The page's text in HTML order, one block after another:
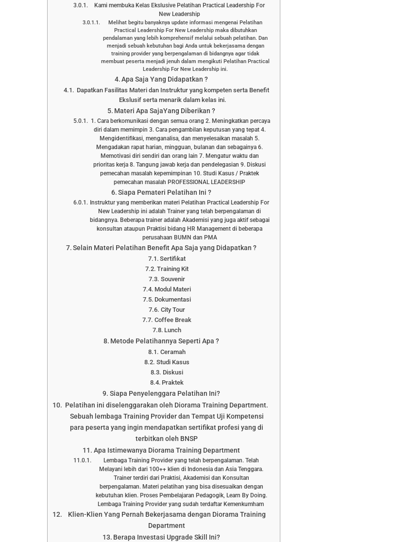
Kami membuka Kelas Ekslusive Pelatihan Practical Leadership For
New Leadership
Melihat begitu banyaknya update informasi mengenai Pelatihan
Practical Leadership For New Leadership maka dibutuhkan
pendalaman yang lebih komprehensif melalui sebuah pelatihan. Dan
menjadi sebuah kebutuhan bagi Anda untuk bekerjasama dengan
training provider yang berpengalaman di bidangnya agar tidak
membuat peserta menjadi jenuh dalam mengikuti Pelatihan Practical
Leadership For New Leadership ini.
Apa Saja Yang Didapatkan ?
Dapatkan Fasilitas Materi dan Instruktur yang kompeten serta Benefit
Ekslusif serta menarik dalam kelas ini.
Materi Apa SajaYang Diberikan ?
1. Cara berkomunikasi dengan semua orang 2. Meningkatkan percaya
diri dalam memimpin 3. Cara pengambilan keputusan yang tepat 4.
Mengidentifikasi, menganalisa, dan menyelesaikan masalah 5.
Mengadakan rapat harian, mingguan, bulanan dan sebagainya 6.
Memotivasi diri sendiri dan orang lain 7. Mengatur waktu dan
prioritas kerja 8. Tangung jawab kerja dan pendelegasian 9. Diskusi
pemecahan masalah kepemimpinan 10. Studi Kasus / Praktek
pemecahan masalah PROFESSIONAL LEADERSHIP
Siapa Pemateri Pelatihan Ini ?
Instruktur yang memberikan materi Pelatihan Practical Leadership For
New Leadership ini adalah Trainer yang telah berpengalaman di
bidangnya. Beberapa trainer adalah Akademisi yang juga aktif sebagai
konsultan ataupun Praktisi bidang HR Management di beberapa
perusahaan BUMN dan PMA
Selain Materi Pelatihan Benefit Apa Saja yang Didapatkan ?
Sertifikat
Training Kit
Souvenir
Modul Materi
Dokumentasi
City Tour
Coffee Break
Lunch
Metode Pelatihannya Seperti Apa ?
Ceramah
Studi Kasus
Diskusi
Praktek
Siapa Penyelenggara Pelatihan Ini?
Pelatihan ini diselenggarakan oleh Diorama Training Department.
Sebuah lembaga Training Provider dan Tempat Uji Kompetensi
para peserta yang ingin mendapatkan sertifikat profesi yang di
terbitkan oleh BNSP
Apa Istimewanya Diorama Training Department
Lembaga Training Provider yang telah berpengalaman. Telah
Melayani lebih dari 100++ klien di Indonesia dan Asia Tenggara.
Trainer terdiri dari Praktisi, Akademisi dan Konsultan
berpengalaman. Materi pelatihan yang bisa disesuaikan dengan
kebutuhan klien. Proses Pembelajaran Pedagogik, Learn By Doing.
Lembaga Training Provider yang sudah terdaftar Kemenkumham
Klien-Klien Yang Pernah Bekerjasama dengan Diorama Training
Department
Berapa Investasi Upgrade Skill Ini?